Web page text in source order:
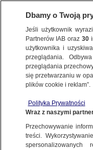
BIZNES
Z KRAJU
Najnowsze
22.06.2023, 10:03
Dbamy o Twoją
Jeśli użytkownik
Partnerów IAB oraz30
użytkownika i
przeglądania.
przeglądania
się przetwarzaniu w
plików cookie i reklam”.
Polityka Prywatności
Wraz z naszymi
Przechowywanie
treści.